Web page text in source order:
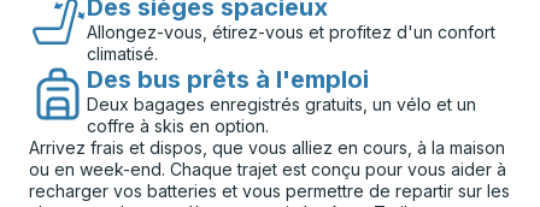
Des sièges spacieux
Allongez-vous, étirez-vous et profitez d'un confort
climatisé.
Des bus prêts à l'emploi
Deux bagages enregistrés gratuits, un vélo et un
coffre à skis en option.
Arrivez frais et dispos, que vous alliez en cours, à la maison
ou en week-end. Chaque trajet est conçu pour vous aider à
recharger vos batteries et vous permettre de repartir sur les